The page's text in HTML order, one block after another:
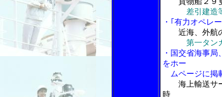
差引建造
・｢有力オペレ
近海、外航
第一タン
・国交省海事
をホー
ムページに掲
海上輸送サ
時